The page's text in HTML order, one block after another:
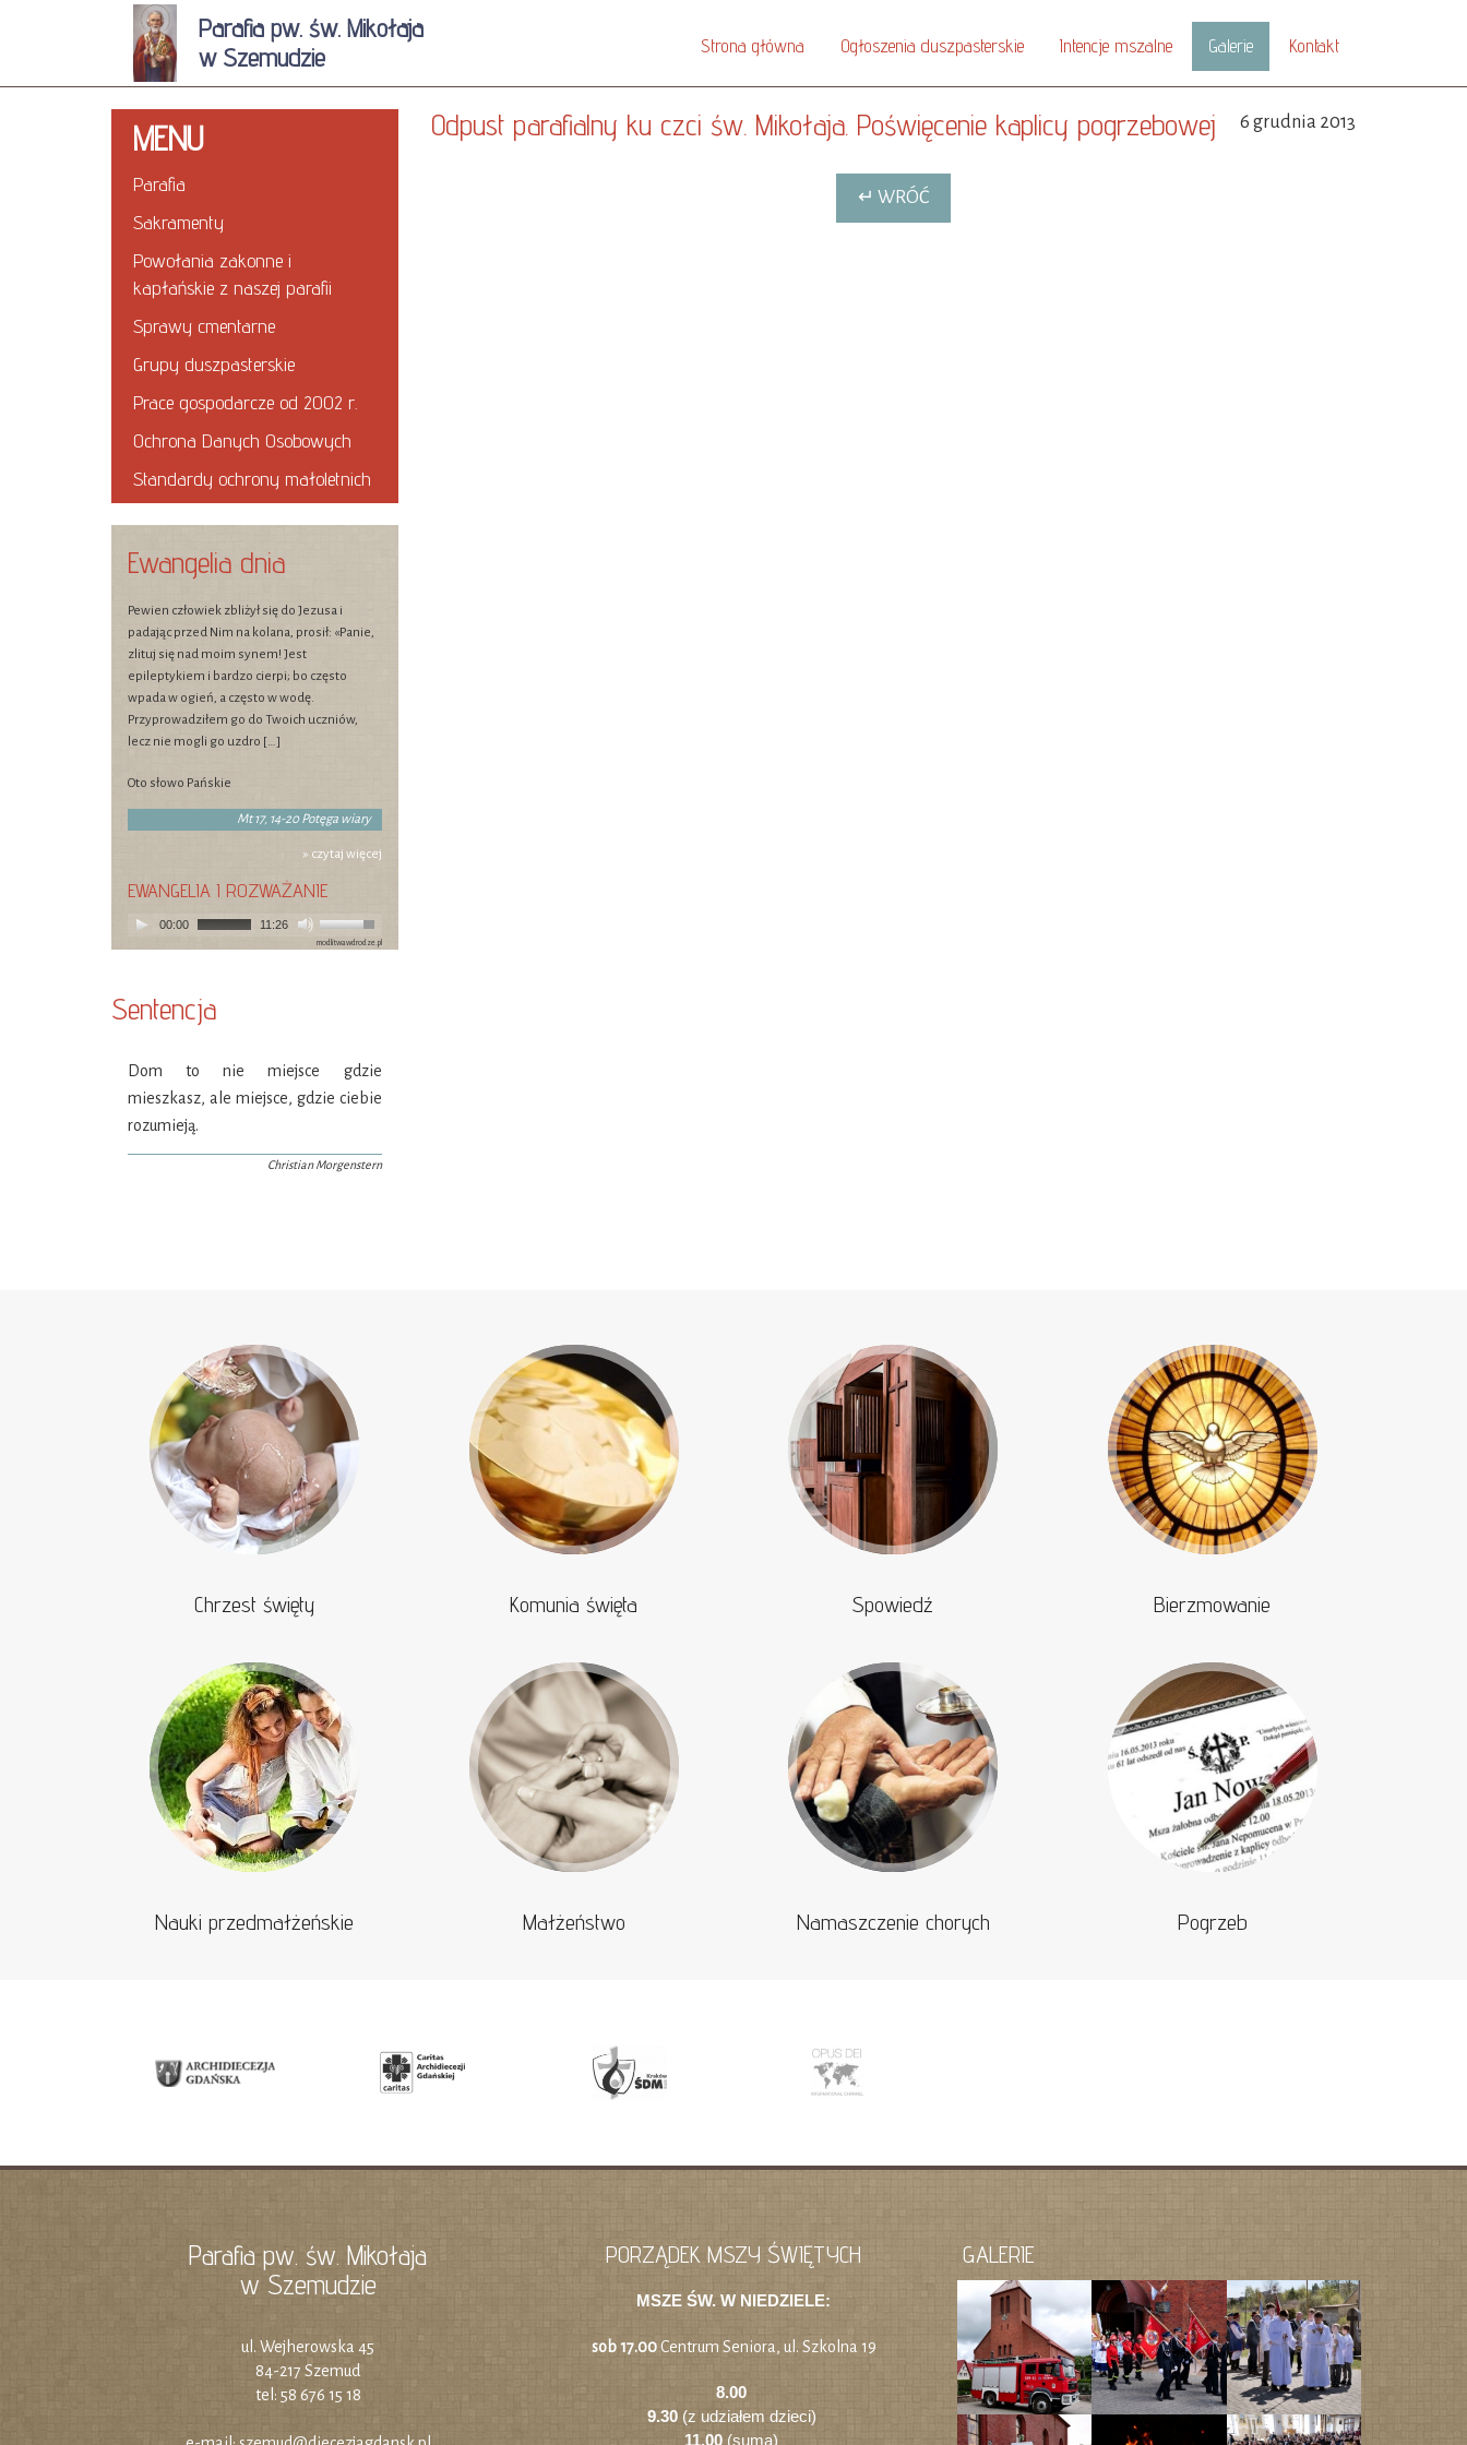
Parafia pw. św. Mikołaja
w Szemudzie
Strona główna Ogłoszenia duszpasterskie Intencje mszalne Galerie Kontakt
MENU
Parafia
Sakramenty
Powołania zakonne i
kapłańskie z naszej parafii
Sprawy cmentarne
Grupy duszpasterskie
Prace gospodarcze od 2002 r.
Ochrona Danych Osobowych
Standardy ochrony małoletnich
Ewangelia dnia
Pewien człowiek zbliżył się do Jezusa i
padając przed Nim na kolana, prosił: «Panie,
zlituj się nad moim synem! Jest
epileptykiem i bardzo cierpi; bo często
wpada w ogień, a często w wodę.
Przyprowadziłem go do Twoich uczniów,
lecz nie mogli go uzdro […]
Oto słowo Pańskie
Mt 17, 14-20 Potęga wiary
» czytaj więcej
EWANGELIA I ROZWAŻANIE
00:00 11:26
modlitwawdrodze.pl
Sentencja
Dom to nie miejsce gdzie
mieszkasz, ale miejsce, gdzie ciebie
rozumieją.
Christian Morgenstern
6 grudnia 2013
Odpust parafialny ku czci św. Mikołaja. Poświęcenie kaplicy pogrzebowej
↵ WRÓĆ
Chrzest święty Komunia święta Spowiedź Bierzmowanie
Nauki przedmałżeńskie Małżeństwo Namaszczenie chorych Pogrzeb
Parafia pw. św. Mikołaja
w Szemudzie
ul. Wejherowska 45
84-217 Szemud
tel: 58 676 15 18
PORZĄDEK MSZY ŚWIĘTYCH
MSZE ŚW. W NIEDZIELE:
sob 17.00Centrum Seniora, ul. Szkolna 19
8.00
9.30(z udziałem dzieci)
11.00 (suma)
GALERIE